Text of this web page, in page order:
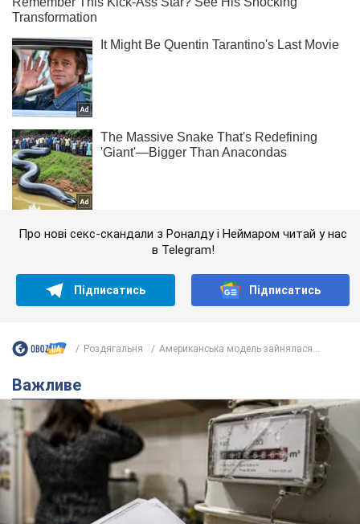
Про нові секс-скандали з Роналду і Неймаром читай у нас
в Telegram!
Підписатись Підписатись
Роздягальня Американська модель зайнялася...
Важливе